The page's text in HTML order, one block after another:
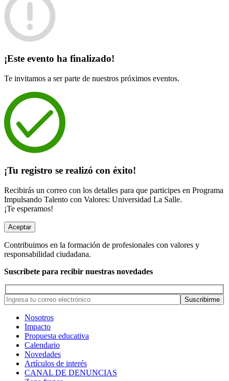
¡Este evento ha finalizado!
Te invitamos a ser parte de nuestros próximos eventos.
¡Tu registro se realizó con éxito!
Recibirás un correo con los detalles para que participes en Programa
Impulsando Talento con Valores: Universidad La Salle.
¡Te esperamos!
Aceptar
Contribuimos en la formación de profesionales con valores y
responsabilidad ciudadana.
Suscribete para recibir nuestras novedades
Nosotros
Impacto
Propuesta educativa
Calendario
Novedades
Artículos de interés
CANAL DE DENUNCIAS